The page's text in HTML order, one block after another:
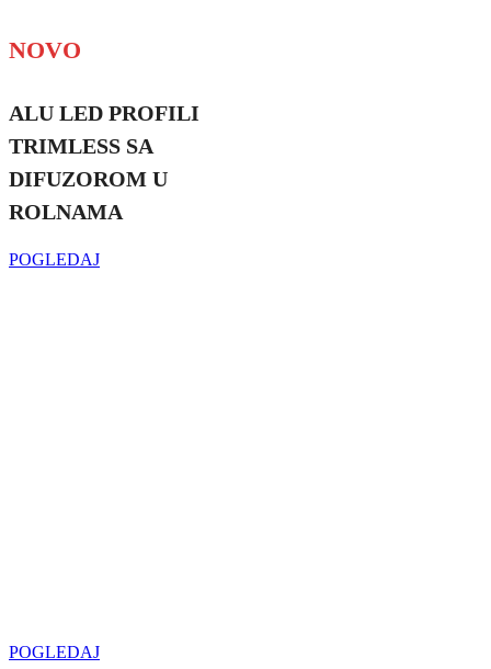
NOVO
ALU LED PROFILI
TRIMLESS SA
DIFUZOROM U
ROLNAMA
POGLEDAJ
POGLEDAJ